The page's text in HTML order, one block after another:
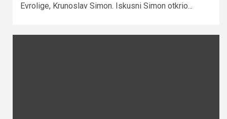
Evrolige, Krunoslav Simon. Iskusni Simon otkrio...